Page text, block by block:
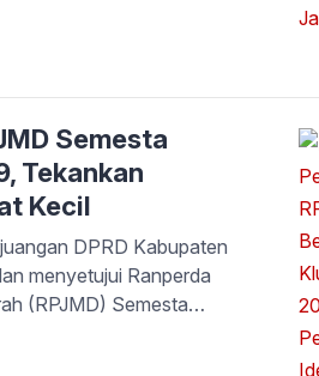
untuk ditetapkan menjadi
oleh anggota Fraksi
pendapat akhir
Selasa […]
Semesta
Tekankan
Kecil
DPRD Kabupaten
menyetujui Ranperda
(RPJMD) Semesta
Pendapat akhir fraksi ini
I Putu Tika Winawan, SH,